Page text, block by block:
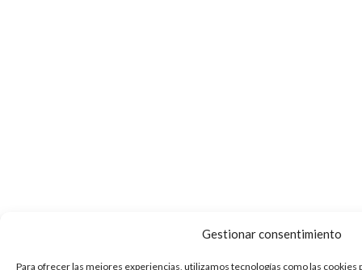
Gestionar consentimiento
Para ofrecer las mejores experiencias, utilizamos tecnologías como las cookies